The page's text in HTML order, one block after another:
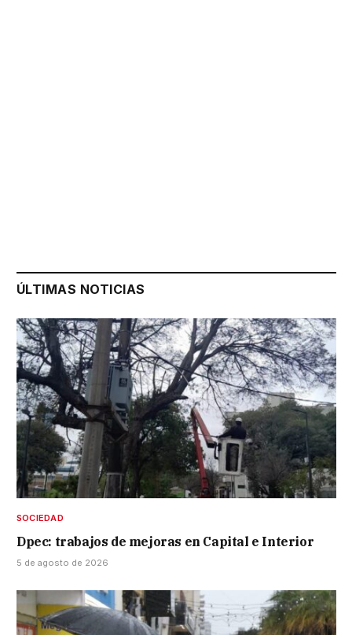
ÚLTIMAS NOTICIAS
SOCIEDAD
Dpec: trabajos de mejoras en Capital e Interior
5 de agosto de 2026